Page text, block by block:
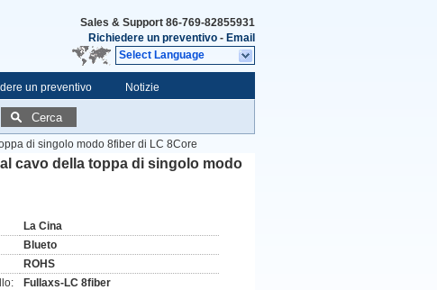
Sales & Support 86-769-82855931
Richiedere un preventivo - Email
Select Language
un preventivo Notizie
Cerca
di singolo modo 8fiber di LC 8Core
cavo della toppa di singolo modo
La Cina
Blueto
ROHS
Fullaxs-LC 8fiber